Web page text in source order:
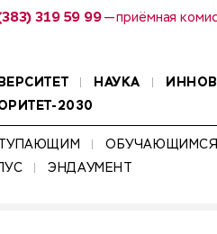
319 59 99— приёмная
НАУКА
2030
ЭНДАУМЕНТ